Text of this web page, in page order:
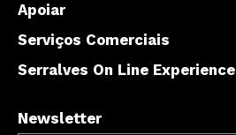
Apoiar
Serviços Comerciais
Serralves On Line Experience
Newsletter